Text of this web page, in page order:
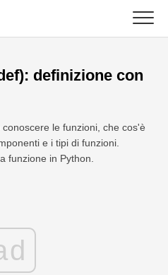
definizione con
le funzioni, che cos'è
e i tipi di funzioni.
funzione in Python.